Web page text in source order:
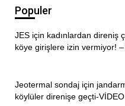
Populer
JES için kadınlardan direniş
köye girişlere izin vermiyor!
Jeotermal sondaj için
köylüler direnişe geçti-VİDEO